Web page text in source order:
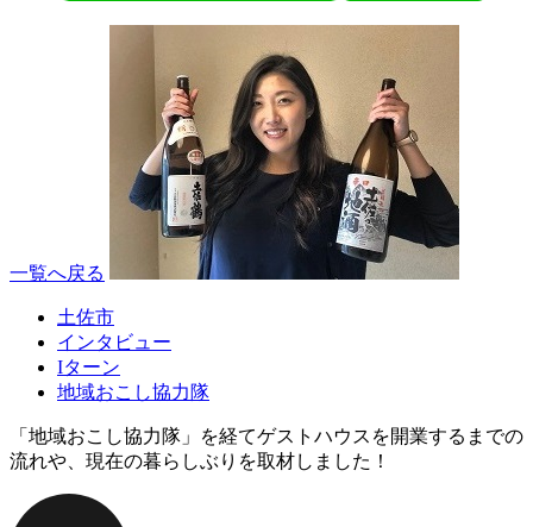
一覧へ戻る
土佐市
インタビュー
Iターン
地域おこし協力隊
「地域おこし協力隊」を経てゲストハウスを開業するまでの
流れや、現在の暮らしぶりを取材しました！